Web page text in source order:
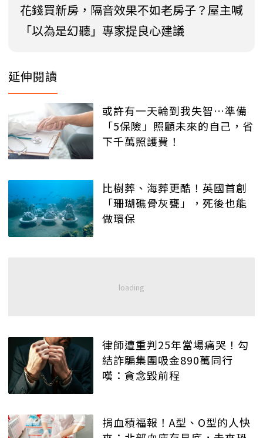
花錢買新房，隔音效果不如老房子？屋主喊
「以為是幻聽」專家提良心建議
延伸閱讀
或許有一天輪到我失智…準備
「5保險」照顧未來的自己，省
下千萬照護費！
比樹葬、海葬更酷！英國首創
「珊瑚礁骨灰甕」，死後也能
做環保
律師遭重判25年當場痛哭！勾
結詐騙集團吸金890萬同行
嘆：貪念毀前程
捐血積福報！A型、O型的人快